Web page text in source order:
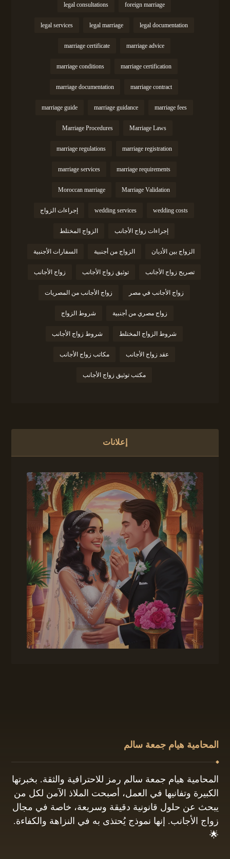
foreign marriage
legal consultations
legal documentation
legal marriage
legal services
marriage advice
marriage certificate
marriage certification
marriage conditions
marriage contract
marriage documentation
marriage fees
marriage guidance
marriage guide
Marriage Laws
Marriage Procedures
marriage registration
marriage regulations
marriage requirements
marriage services
Marriage Validation
Moroccan marriage
wedding costs
wedding services إجراءات الزواج
إجراءات زواج الأجانب الزواج المختلط
الزواج بين الأديان الزواج من أجنبية السفارات الأجنبية
تصريح زواج الأجانب توثيق زواج الأجانب زواج الأجانب
زواج الأجانب في مصر زواج الأجانب من المصريات
زواج مصري من أجنبية شروط الزواج
شروط الزواج المختلط شروط زواج الأجانب
عقد زواج الأجانب مكاتب زواج الأجانب
مكتب توثيق زواج الأجانب
إعلانات
المحامية هيام جمعة سالم
المحامية هيام جمعة سالم رمز للاحترافية والثقة. بخبرتها
الكبيرة وتفانيها في العمل، أصبحت الملاذ الآمن لكل من
يبحث عن حلول قانونية دقيقة وسريعة، خاصة في مجال
زواج الأجانب. إنها نموذج يُحتذى به في النزاهة والكفاءة.
🌟